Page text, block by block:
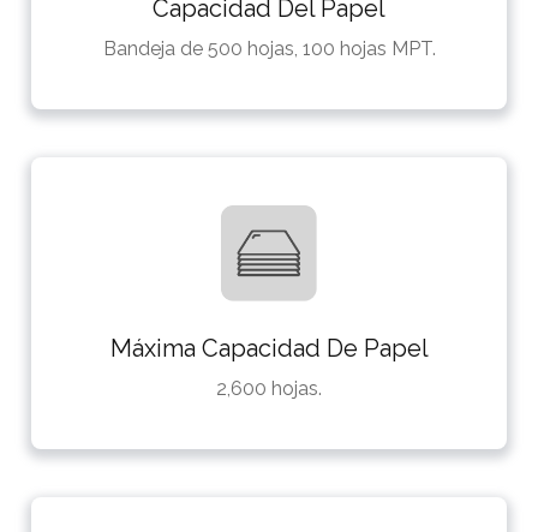
Capacidad Del Papel
Bandeja de 500 hojas, 100 hojas MPT.
Máxima Capacidad De Papel
2,600 hojas.